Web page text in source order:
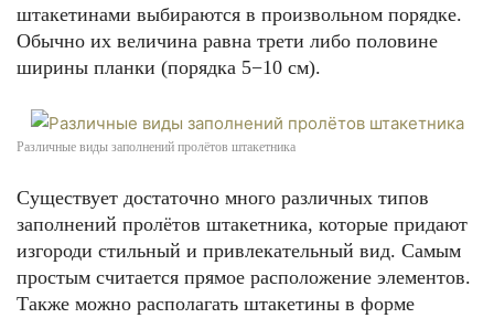
штакетинами выбираются в произвольном порядке.
Обычно их величина равна трети либо половине
ширины планки (порядка 5−10 см).
Различные виды заполнений пролётов штакетника
Существует достаточно много различных типов
заполнений пролётов штакетника, которые придают
изгороди стильный и привлекательный вид. Самым
простым считается прямое расположение элементов.
Также можно располагать штакетины в форме